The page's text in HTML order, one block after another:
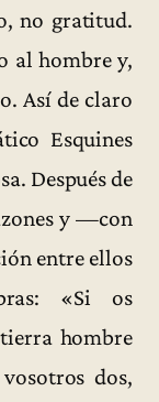
no gratitud.
al hombre y,
Así de claro
Esquines
Después de
y —con
entre ellos
«Si os
hombre
dos,